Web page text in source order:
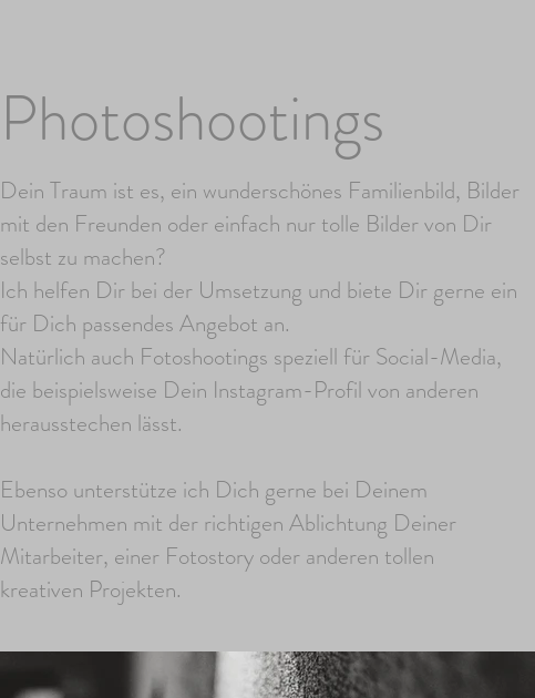
Photoshootings
Dein Traum ist es, ein wunderschönes Familienbild, Bilder
mit den Freunden oder einfach nur tolle Bilder von Dir
selbst zu machen?
Ich helfen Dir bei der Umsetzung und biete Dir gerne ein
für Dich passendes Angebot an.
Natürlich auch Fotoshootings speziell für Social-Media,
die beispielsweise Dein Instagram-Profil von anderen
herausstechen lässt.
Ebenso unterstütze ich Dich gerne bei Deinem
Unternehmen mit der richtigen Ablichtung Deiner
Mitarbeiter, einer Fotostory oder anderen tollen
kreativen Projekten.